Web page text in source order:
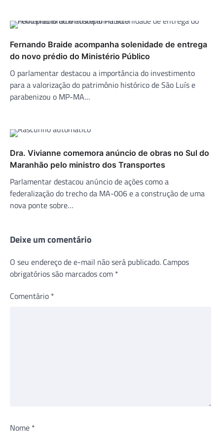
Fernando Braide acompanha solenidade de entrega
do novo prédio do Ministério Público
O parlamentar destacou a importância do investimento
para a valorização do patrimônio histórico de São Luís e
parabenizou o MP-MA…
Dra. Vivianne comemora anúncio de obras no Sul do
Maranhão pelo ministro dos Transportes
Parlamentar destacou anúncio de ações como a
federalização do trecho da MA-006 e a construção de uma
nova ponte sobre…
Deixe um comentário
O seu endereço de e-mail não será publicado. Campos
obrigatórios são marcados com *
Comentário *
Nome *